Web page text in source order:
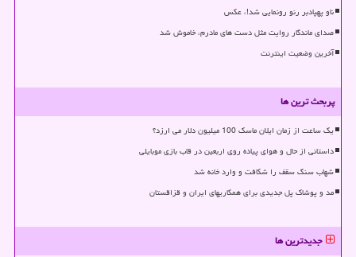
ناو پهپادبر رنو رونمایی شد!، عکس
صدای ماندگار روایت مثل دست های مادرم، خاموش شد
آخرین وضعیت اینترنت
پربحث ترین ها
یک ساعت از زمان ایلان ماسک 100 میلیون دلار می ارزد؟
داستانی از حال و هوای پیاده روی اربعین در قاب بازی موبایلی
شهاب سنگ سقف را شکافت و وارد خانه شد
مد و پوشاک پل جدیدی برای همکاریهای ایران و قزاقستان
جدیدترین ها